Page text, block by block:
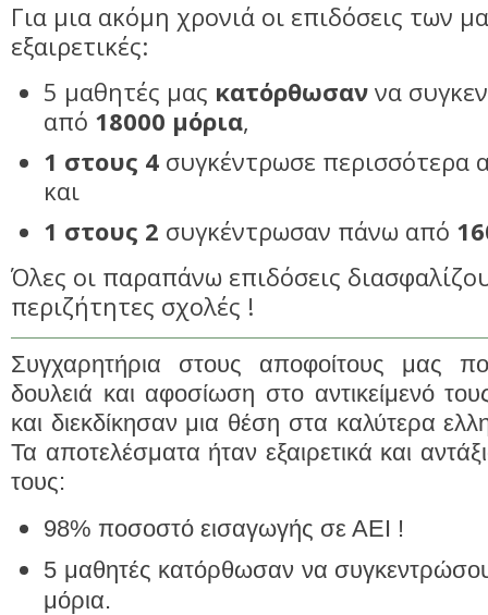
Για μια ακόμη χρονιά οι επιδόσεις των
εξαιρετικές:
5 μαθητές μας κατόρθωσαν να
από 18000 μόρια,
1 στους 4 συγκέντρωσε περισσότερα
και
1 στους 2 συγκέντρωσαν πάνω από
Όλες οι παραπάνω επιδόσεις
περιζήτητες σχολές !
Συγχαρητήρια στους αποφοίτους μας
δουλειά και αφοσίωση στο αντικείμενό
και διεκδίκησαν μια θέση στα καλύτερα
Τα αποτελέσματα ήταν εξαιρετικά και
τους:
98% ποσοστό εισαγωγής σε ΑΕΙ !
5 μαθητές κατόρθωσαν να
μόρια.